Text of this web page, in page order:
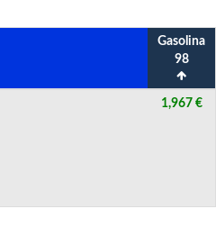
Gasolina
98
1,967 €